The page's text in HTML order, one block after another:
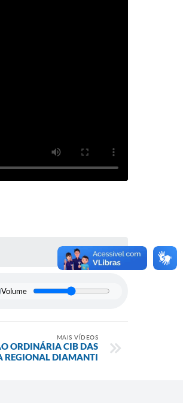
Volume
MAIS VÍDEOS
ORDINÁRIA CIB DAS
REGIONAL DIAMANTI